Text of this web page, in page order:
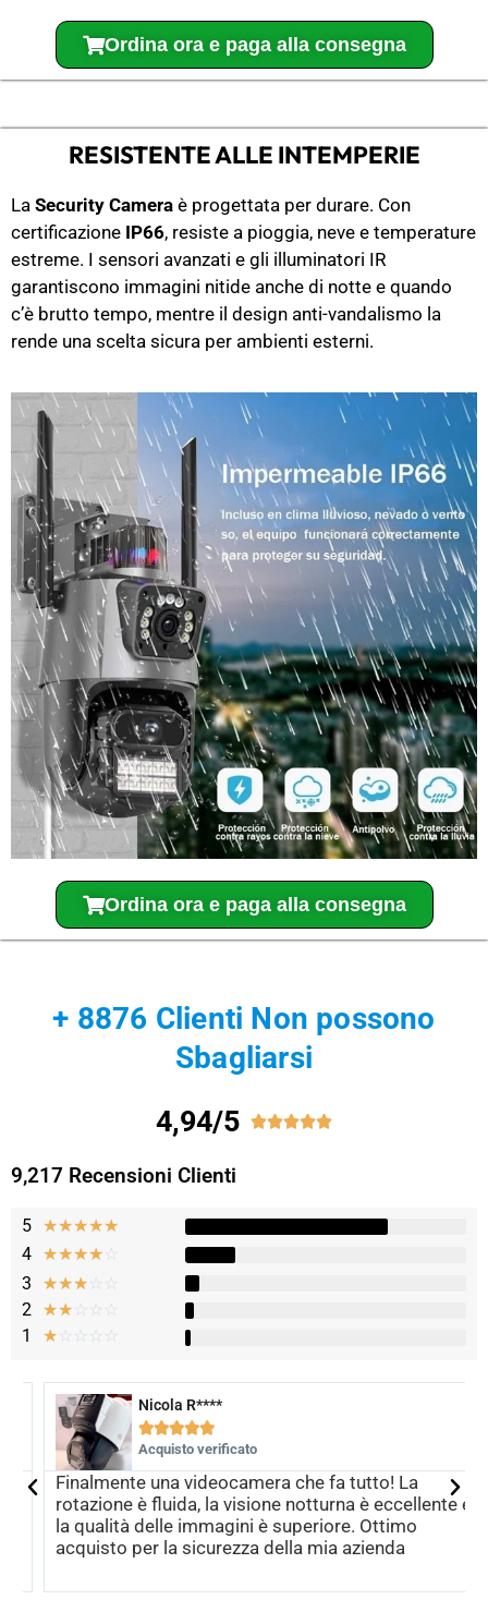
Ordina ora e paga alla consegna
RESISTENTE ALLE INTEMPERIE
La Security Camera è progettata per durare. Con
certificazione IP66, resiste a pioggia, neve e temperature
estreme. I sensori avanzati e gli illuminatori IR
garantiscono immagini nitide anche di notte e quando
c’è brutto tempo, mentre il design anti-vandalismo la
rende una scelta sicura per ambienti esterni.
Ordina ora e paga alla consegna
+ 8876 Clienti Non possono
Sbagliarsi
4,94/5 
9,217 Recensioni Clienti
5 ★★★★★
4 ☆☆☆☆☆
3 ☆☆☆☆ ☆
2 ☆☆☆ ☆ ☆
1 ☆☆ ☆ ☆ ☆
Nicola R****​
    
Acquisto verificato
Finalmente una videocamera che fa tutto! La
rotazione è fluida, la visione notturna è eccellente e
la qualità delle immagini è superiore. Ottimo
acquisto per la sicurezza della mia azienda